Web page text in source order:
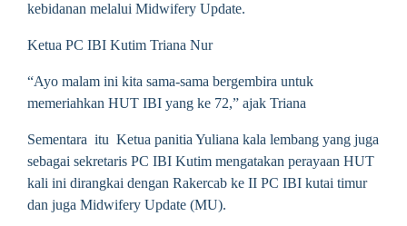
kebidanan melalui Midwifery Update.
Ketua PC IBI Kutim Triana Nur
“Ayo malam ini kita sama-sama bergembira untuk
memeriahkan HUT IBI yang ke 72,” ajak Triana
Sementara itu Ketua panitia Yuliana kala lembang yang juga
sebagai sekretaris PC IBI Kutim mengatakan perayaan HUT
kali ini dirangkai dengan Rakercab ke II PC IBI kutai timur
dan juga Midwifery Update (MU).